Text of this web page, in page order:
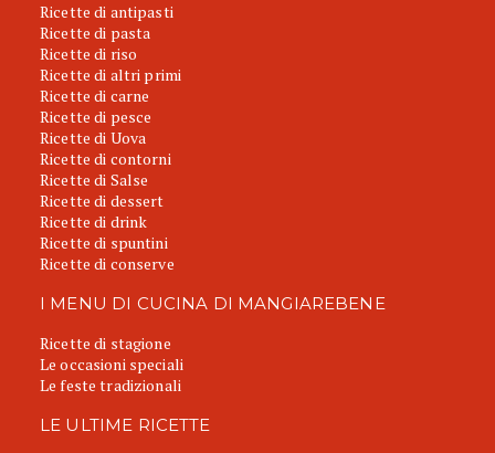
Ricette di antipasti
Ricette di pasta
Ricette di riso
Ricette di altri primi
Ricette di carne
Ricette di pesce
Ricette di Uova
Ricette di contorni
Ricette di Salse
Ricette di dessert
Ricette di drink
Ricette di spuntini
Ricette di conserve
I MENU DI CUCINA DI MANGIAREBENE
Ricette di stagione
Le occasioni speciali
Le feste tradizionali
LE ULTIME RICETTE